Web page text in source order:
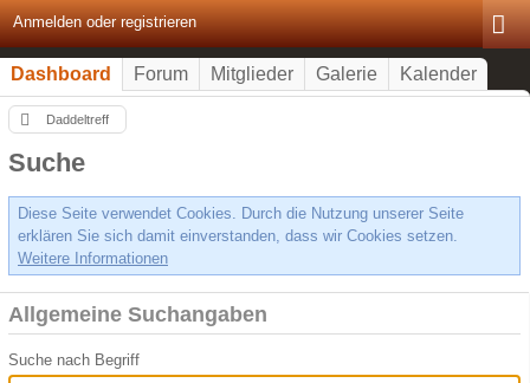
Anmelden oder registrieren
Dashboard Forum Mitglieder Galerie Kalender
Daddeltreff
Suche
Diese Seite verwendet Cookies. Durch die Nutzung unserer Seite
erklären Sie sich damit einverstanden, dass wir Cookies setzen.
Weitere Informationen
Allgemeine Suchangaben
Suche nach Begriff